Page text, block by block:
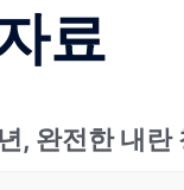
료
, 완전한 내란